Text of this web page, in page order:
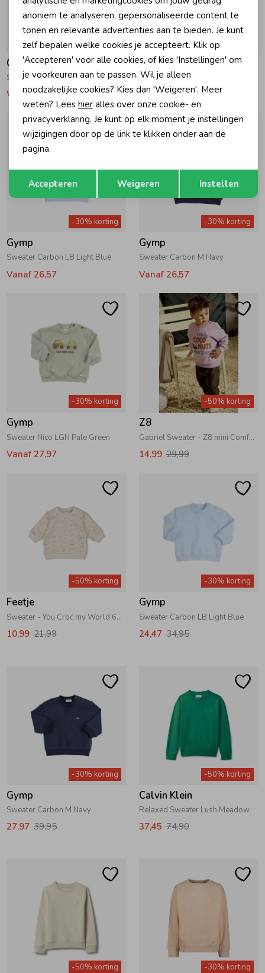
-30% korting
Gymp
Sweater Hibbo GSCHINE Grey Melange
Vanaf 27,97
-30% korting
Gymp
Vanaf 27,97
-30% korting
Gymp
Sweater Carbon LB Light Blue
Vanaf 26,57
-30% korting
Gymp
Sweater Carbon M Navy
Vanaf 26,57
-30% korting
Gymp
Sweater Nico LGN Pale Green
Vanaf 27,97
-50% korting
Z8
Gabriel Sweater - Z8 mini Comfy cosmic
14,99 29,99
-50% korting
Feetje
Sweater - You Croc my World 610 Offwhite melange
10,99 21,99
-30% korting
Gymp
Sweater Carbon LB Light Blue
24,47 34,95
-30% korting
Gymp
Sweater Carbon M Navy
27,97 39,95
-50% korting
Calvin Klein
Relaxed Sweater Lush Meadow
37,45 74,90
-50% korting -30% korting
Opslaan
anoniem te analyseren, gepersonaliseerde content te
tonen en relevante advertenties aan te bieden. Je kunt
zelf bepalen welke cookies je accepteert. Klik op
'Accepteren' voor alle cookies, of kies 'Instellingen' om
je voorkeuren aan te passen. Wil je alleen
noodzakelijke cookies? Kies dan 'Weigeren'. Meer
weten? Lees hieralles over onze cookie- en
privacyverklaring. Je kunt op elk moment je instellingen
wijzigingen door op de link te klikken onder aan de
pagina.
Accepteren Weigeren Instellen